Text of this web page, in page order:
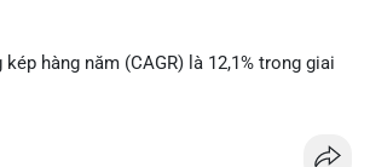
hàng năm (CAGR) là 12,1% trong giai